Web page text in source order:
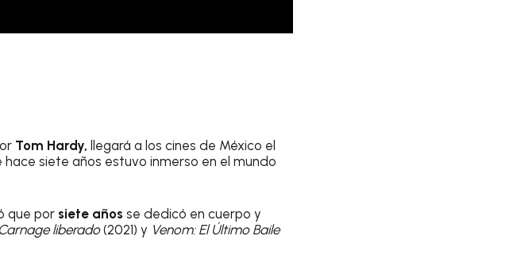
Tom Hardy, llegará a los cines de México el
siete años estuvo inmerso en el mundo
que por siete años se dedicó en cuerpo y
liberado(2021) y Venom: El Último Baile